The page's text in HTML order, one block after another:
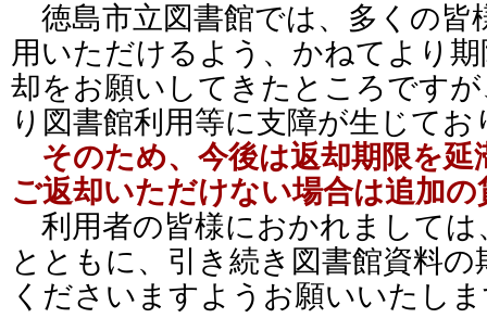
徳島市立図書館では、多くの皆
用いただけるよう、かねてより
却をお願いしてきたところです
り図書館利用等に支障が生じてお
そのため、今後は返却期限を延
ご返却いただけない場合は追加
利用者の皆様におかれましては
とともに、引き続き図書館資料
くださいますようお願いいたし